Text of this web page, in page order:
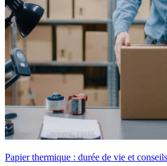
Papier thermique : durée de vie et